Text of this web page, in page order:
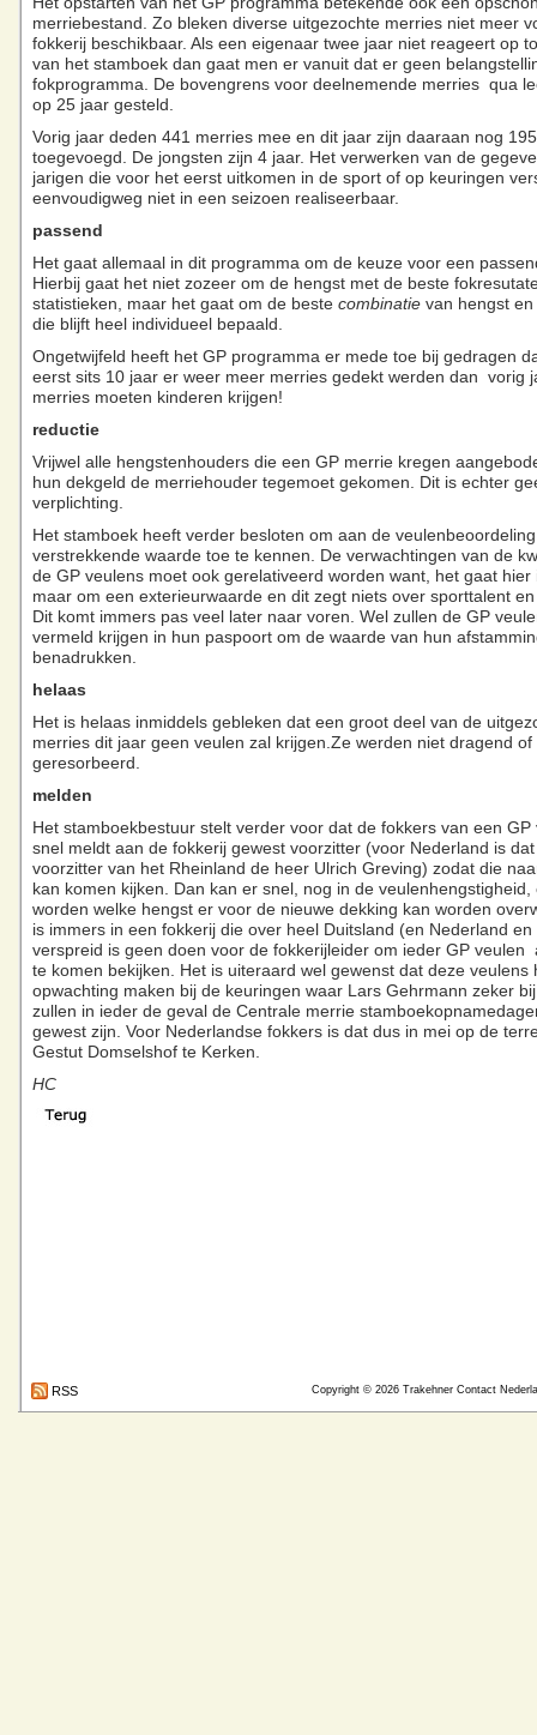
merriebestand. Zo bleken diverse uitgezochte merries niet meer
fokkerij beschikbaar. Als een eigenaar twee jaar niet reageert op
van het stamboek dan gaat men er vanuit dat er geen
fokprogramma. De bovengrens voor deelnemende merries qua
op 25 jaar gesteld.
Vorig jaar deden 441 merries mee en dit jaar zijn daaraan nog 195
toegevoegd. De jongsten zijn 4 jaar. Het verwerken van de
jarigen die voor het eerst uitkomen in de sport of op keuringen
eenvoudigweg niet in een seizoen realiseerbaar.
passend
Het gaat allemaal in dit programma om de keuze voor een
Hierbij gaat het niet zozeer om de hengst met de beste
statistieken, maar het gaat om de beste combinatie van hengst
die blijft heel individueel bepaald.
Ongetwijfeld heeft het GP programma er mede toe bij gedragen
eerst sits 10 jaar er weer meer merries gedekt werden dan vorig
merries moeten kinderen krijgen!
reductie
Vrijwel alle hengstenhouders die een GP merrie kregen
hun dekgeld de merriehouder tegemoet gekomen. Dit is echter
verplichting.
Het stamboek heeft verder besloten om aan de
verstrekkende waarde toe te kennen. De verwachtingen van de
de GP veulens moet ook gerelativeerd worden want, het gaat hier
maar om een exterieurwaarde en dit zegt niets over sporttalent
Dit komt immers pas veel later naar voren. Wel zullen de GP
vermeld krijgen in hun paspoort om de waarde van hun
benadrukken.
helaas
Het is helaas inmiddels gebleken dat een groot deel van de
merries dit jaar geen veulen zal krijgen.Ze werden niet dragend of
geresorbeerd.
melden
Het stamboekbestuur stelt verder voor dat de fokkers van een GP
snel meldt aan de fokkerij gewest voorzitter (voor Nederland is
voorzitter van het Rheinland de heer Ulrich Greving) zodat die
kan komen kijken. Dan kan er snel, nog in de veulenhengstigheid,
worden welke hengst er voor de nieuwe dekking kan worden
is immers in een fokkerij die over heel Duitsland (en Nederland en
verspreid is geen doen voor de fokkerijleider om ieder GP veulen
te komen bekijken. Het is uiteraard wel gewenst dat deze veulens
opwachting maken bij de keuringen waar Lars Gehrmann zeker
zullen in ieder de geval de Centrale merrie
gewest zijn. Voor Nederlandse fokkers is dat dus in mei op de
Gestut Domselshof te Kerken.
HC
Copyright © 2026 Trakehner Contact
RSS